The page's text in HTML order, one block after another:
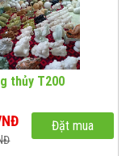
thủy T200
Đặt mua